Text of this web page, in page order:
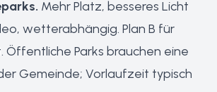
Mehr Platz, besseres Licht
wetterabhängig. Plan B für
Öffentliche Parks brauchen eine
Gemeinde; Vorlaufzeit typisch